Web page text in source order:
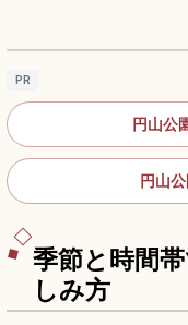
PR
円山公
円山
季節と時間
しみ方